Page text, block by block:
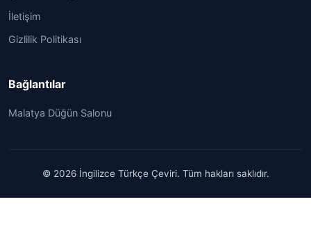
İletişim
Gizlilik Politikası
Bağlantılar
Malatya Düğün Salonu
© 2026 İngilizce Türkçe Çeviri. Tüm hakları saklıdır.